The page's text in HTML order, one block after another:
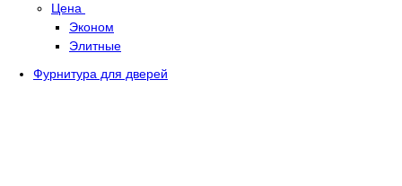
Цена
Эконом
Элитные
Фурнитура для дверей